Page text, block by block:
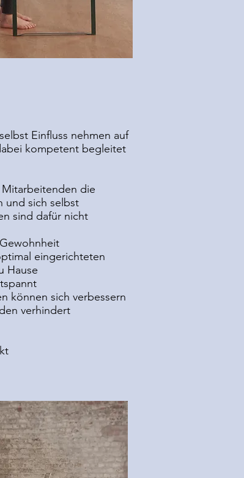
Einfluss nehmen auf
kompetent begleitet
die
und sich selbst
sind dafür nicht
eingerichteten
Hause
können sich verbessern
verhindert